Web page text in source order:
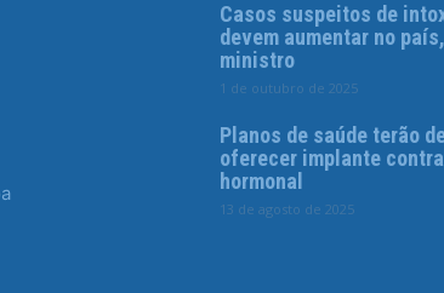
Casos suspeitos de
devem aumentar no
ministro
1 de outubro de 2025
Planos de saúde terão
oferecer implante
hormonal
13 de agosto de 2025